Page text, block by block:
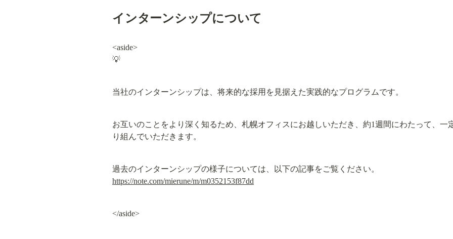
インターンシップについて
<aside>
💡
当社のインターンシップは、将来的な採用を見据えた実践的なプログラムです。
お互いのことをより深く知るため、札幌オフィスにお越しいただき、約1週間にわたって、一
り組んでいただきます。
https://note.com/mierune/m/m0352153f87dd
</aside>